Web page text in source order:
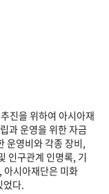
진을 위하여 아시아재
운영을 위한 자금
운영비와 각종 장비,
인구관계 인명록, 기
아시아재단은 미화
었다.